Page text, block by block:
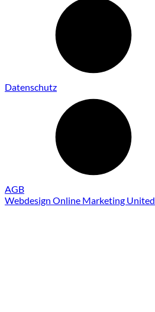
Datenschutz
AGB
Webdesign Online Marketing United